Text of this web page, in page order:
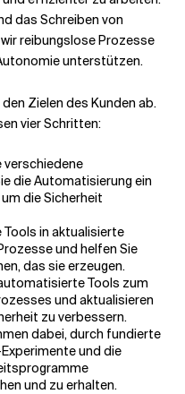
das Schreiben von
reibungslose Prozesse
unterstützen.
Zielen des Kunden ab.
vier Schritten:
verschiedene
die Automatisierung ein
die Sicherheit
Tools in aktualisierte
und helfen Sie
das sie erzeugen.
Tools zum
und aktualisieren
zu verbessern.
dabei, durch fundierte
und die
und zu erhalten.